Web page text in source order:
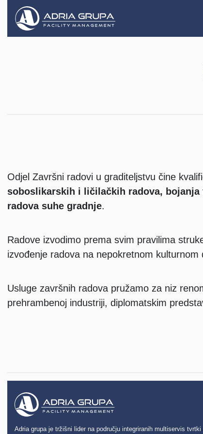
Odjel Završni radovi u graditeljstvu čine
soboslikarskih i ličilačkih radova,
radova suhe gradnje.
Radove izvodimo prema svim pravilima
izvođenje radova na nepokretnom kulturnom
Usluge završnih radova pružamo za niz
prehrambenoj industriji, diplomatskim
Adria grupa je tržišni lider na području integriranih multiservis tvrtki